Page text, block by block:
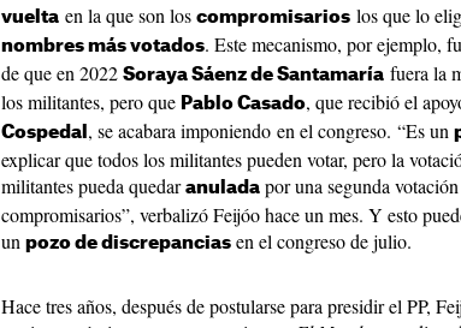
vuelta en la que son los compromisarios los que lo
nombres más votados. Este mecanismo, por ejemplo,
de que en 2022 Soraya Sáenz de Santamaría fuera la
los militantes, pero que Pablo Casado, que recibió el
Cospedal , se acabara imponiendo en el congreso. “Es un
explicar que todos los militantes pueden votar, pero la
militantes pueda quedar anulada por una segunda
compromisarios”, verbalizó Feijóo hace un mes. Y esto
un pozo de discrepancias en el congreso de julio.
Hace tres años, después de postularse para presidir el PP,